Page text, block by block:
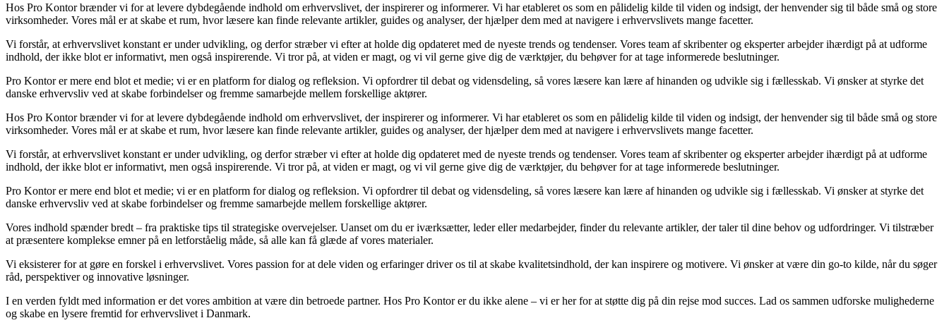
Hos Pro Kontor brænder vi for at levere dybdegående indhold om erhvervslivet, der inspirerer og informerer. Vi har etableret os som en pålidelig kilde til viden og indsigt, der henvender sig til både små og store
virksomheder. Vores mål er at skabe et rum, hvor læsere kan finde relevante artikler, guides og analyser, der hjælper dem med at navigere i erhvervslivets mange facetter.
Vi forstår, at erhvervslivet konstant er under udvikling, og derfor stræber vi efter at holde dig opdateret med de nyeste trends og tendenser. Vores team af skribenter og eksperter arbejder ihærdigt på at udforme
indhold, der ikke blot er informativt, men også inspirerende. Vi tror på, at viden er magt, og vi vil gerne give dig de værktøjer, du behøver for at tage informerede beslutninger.
Pro Kontor er mere end blot et medie; vi er en platform for dialog og refleksion. Vi opfordrer til debat og vidensdeling, så vores læsere kan lære af hinanden og udvikle sig i fællesskab. Vi ønsker at styrke det
danske erhvervsliv ved at skabe forbindelser og fremme samarbejde mellem forskellige aktører.
Hos Pro Kontor brænder vi for at levere dybdegående indhold om erhvervslivet, der inspirerer og informerer. Vi har etableret os som en pålidelig kilde til viden og indsigt, der henvender sig til både små og store
virksomheder. Vores mål er at skabe et rum, hvor læsere kan finde relevante artikler, guides og analyser, der hjælper dem med at navigere i erhvervslivets mange facetter.
Vi forstår, at erhvervslivet konstant er under udvikling, og derfor stræber vi efter at holde dig opdateret med de nyeste trends og tendenser. Vores team af skribenter og eksperter arbejder ihærdigt på at udforme
indhold, der ikke blot er informativt, men også inspirerende. Vi tror på, at viden er magt, og vi vil gerne give dig de værktøjer, du behøver for at tage informerede beslutninger.
Pro Kontor er mere end blot et medie; vi er en platform for dialog og refleksion. Vi opfordrer til debat og vidensdeling, så vores læsere kan lære af hinanden og udvikle sig i fællesskab. Vi ønsker at styrke det
danske erhvervsliv ved at skabe forbindelser og fremme samarbejde mellem forskellige aktører.
Vores indhold spænder bredt – fra praktiske tips til strategiske overvejelser. Uanset om du er iværksætter, leder eller medarbejder, finder du relevante artikler, der taler til dine behov og udfordringer. Vi tilstræber
at præsentere komplekse emner på en letforståelig måde, så alle kan få glæde af vores materialer.
Vi eksisterer for at gøre en forskel i erhvervslivet. Vores passion for at dele viden og erfaringer driver os til at skabe kvalitetsindhold, der kan inspirere og motivere. Vi ønsker at være din go-to kilde, når du søger
råd, perspektiver og innovative løsninger.
I en verden fyldt med information er det vores ambition at være din betroede partner. Hos Pro Kontor er du ikke alene – vi er her for at støtte dig på din rejse mod succes. Lad os sammen udforske mulighederne
og skabe en lysere fremtid for erhvervslivet i Danmark.